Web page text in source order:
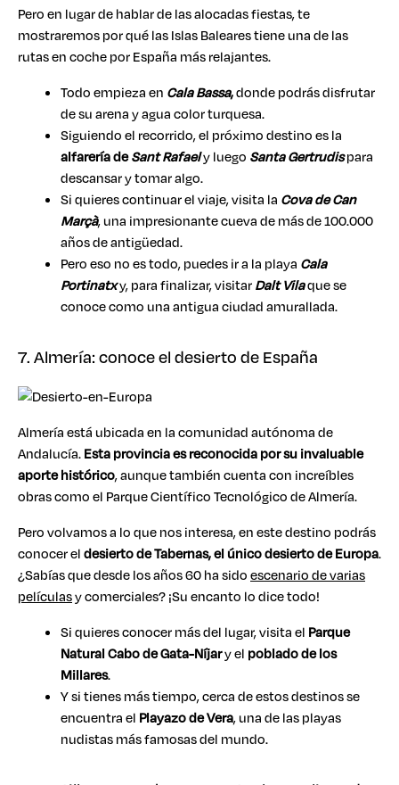
Pero en lugar de hablar de las alocadas fiestas, te
mostraremos por qué las Islas Baleares tiene una de las
rutas en coche por España más relajantes.
Todo empieza en Cala Bassa,donde podrás disfrutar
de su arena y agua color turquesa.
Siguiendo el recorrido, el próximo destino es la
alfarería deSant Rafaely luego Santa Gertrudispara
descansar y tomar algo.
Si quieres continuar el viaje, visita la Cova de Can
Marçà, una impresionante cueva de más de 100.000
años de antigüedad.
Pero eso no es todo, puedes ir a la playa Cala
Portinatxy, para finalizar, visitarDalt Vilaque se
conoce como una antigua ciudad amurallada.
7. Almería: conoce el desierto de España
Almería está ubicada en la comunidad autónoma de
Andalucía.Esta provincia es reconocida por su invaluable
aporte histórico, aunque también cuenta con increíbles
obras como el Parque Científico Tecnológico de Almería.
Pero volvamos a lo que nos interesa, en este destino podrás
conocer eldesierto de Tabernas, el único desierto de Europa.
¿Sabías que desde los años 60 ha sidoescenario de varias
películasy comerciales? ¡Su encanto lo dice todo!
Si quieres conocer más del lugar, visita el Parque
Natural Cabo de Gata-Níjary el poblado de los
Millares.
Y si tienes más tiempo, cerca de estos destinos se
encuentra el Playazo de Vera, una de las playas
nudistas más famosas del mundo.